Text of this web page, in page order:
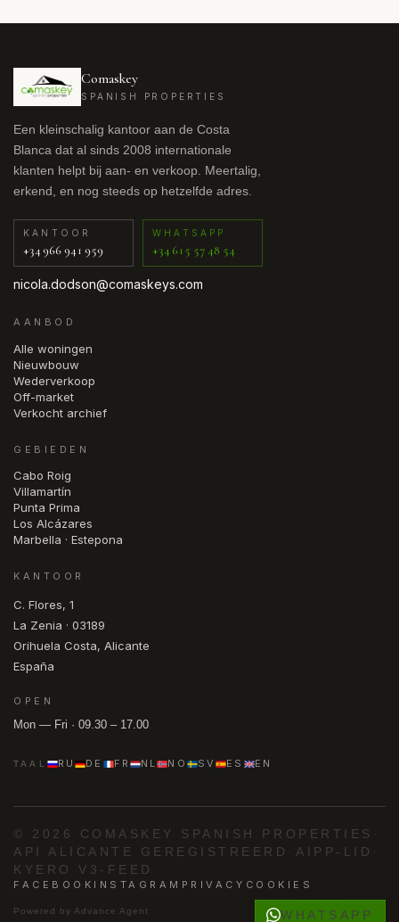
Comaskey
SPANISH PROPERTIES
Een kleinschalig kantoor aan de Costa
Blanca dat al sinds 2008 internationale
klanten helpt bij aan- en verkoop. Meertalig,
erkend, en nog steeds op hetzelfde adres.
KANTOOR
+34 966 941 959
WHATSAPP
+34 615 57 48 54
nicola.dodson@comaskeys.com
AANBOD
Alle woningen
Nieuwbouw
Wederverkoop
Off-market
Verkocht archief
GEBIEDEN
Cabo Roig
Villamartín
Punta Prima
Los Alcázares
Marbella · Estepona
KANTOOR
C. Flores, 1
La Zenia · 03189
Orihuela Costa, Alicante
España
OPEN
Mon — Fri · 09.30 – 17.00
TAAL RU DE FR NL NO SV ES EN
© 2026 COMASKEY SPANISH PROPERTIES
API ALICANTE GEREGISTREERD
·AIPP-LID
KYERO V3-FEED
FACEBOOK INSTAGRAM PRIVACY COOKIES
Powered by Advance Agent WHATSAPP